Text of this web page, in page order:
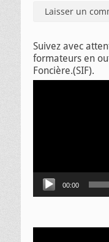
Suivez avec
formateurs en
Foncière.(SIF).
00:00